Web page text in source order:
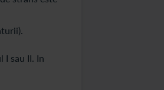
I sau II. In